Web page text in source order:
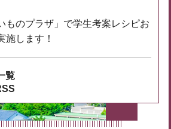
ものプラザ」で学生考案レシピお
施します！
覧